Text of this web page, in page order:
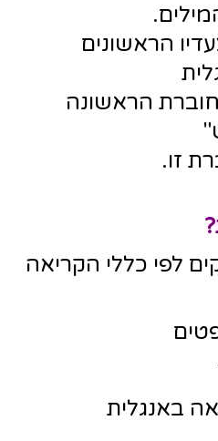
הראשונים
הראשונה
זו.
לפי כללי הקריאה